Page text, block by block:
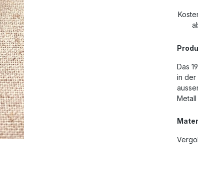
Das
in der